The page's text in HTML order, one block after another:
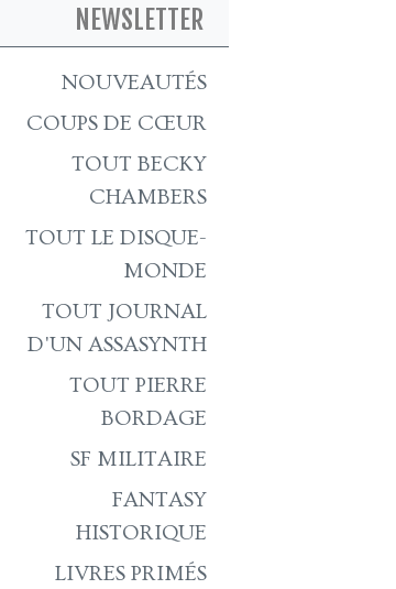
NEWSLETTER
NOUVEAUTÉS
COUPS DE CŒUR
TOUT BECKY
CHAMBERS
TOUT LE DISQUE-
MONDE
TOUT JOURNAL
D'UN ASSASYNTH
TOUT PIERRE
BORDAGE
SF MILITAIRE
FANTASY
HISTORIQUE
LIVRES PRIMÉS